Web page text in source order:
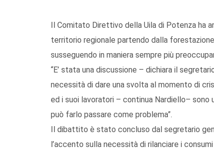
Il Comitato Direttivo della Uila di Potenza ha
territorio regionale partendo dalla
susseguendo in maniera sempre più
“E’ stata una discussione – dichiara il
necessità di dare una svolta al momento di
ed i suoi lavoratori – continua Nardiello– sono
può farlo passare come problema”.
Il dibattito è stato concluso dal segretario
l’accento sulla necessità di rilanciare i